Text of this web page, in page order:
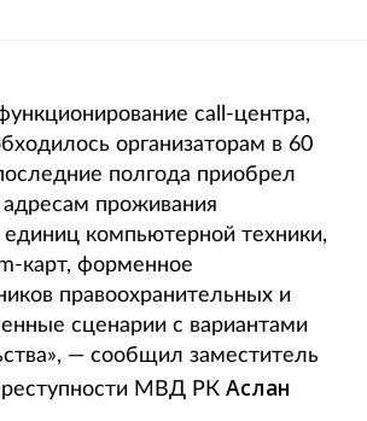
call-центра,
организаторам в 60
полгода приобрел
проживания
компьютерной техники,
карт, форменное
правоохранительных и
сценарии с вариантами
— сообщил заместитель
МВД РК Аслан